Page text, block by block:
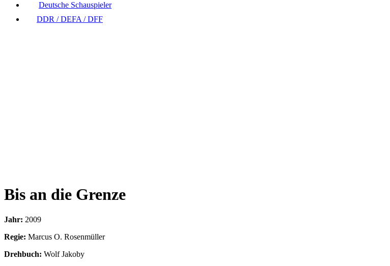
Deutsche Schauspieler
DDR / DEFA / DFF
Bis an die Grenze
Jahr: 2009
Regie: Marcus O. Rosenmüller
Drehbuch: Wolf Jakoby